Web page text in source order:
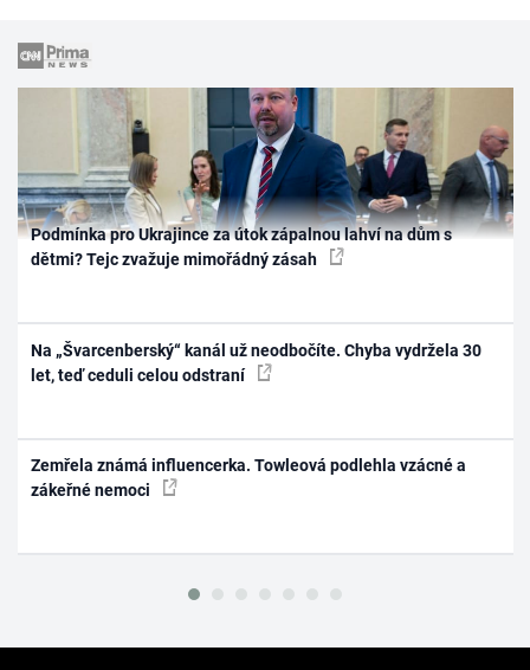
Podmínka pro Ukrajince za útok zápalnou lahví na dům s
dětmi? Tejc zvažuje mimořádný zásah
Na „Švarcenberský“ kanál už neodbočíte. Chyba vydržela 30
let, teď ceduli celou odstraní
Zemřela známá influencerka. Towleová podlehla vzácné a
zákeřné nemoci